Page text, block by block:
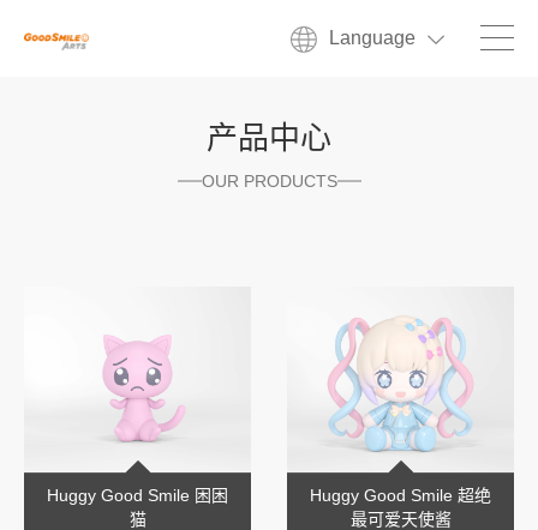
Language
产品中心
OUR PRODUCTS
Huggy Good Smile 困困
猫
Huggy Good Smile 超绝
最可爱天使酱